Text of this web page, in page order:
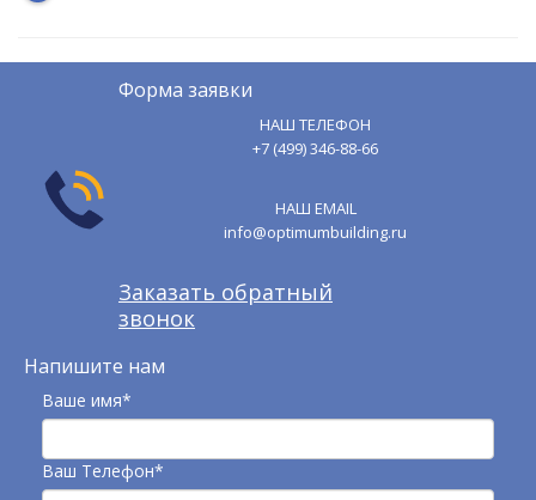
Форма заявки
НАШ ТЕЛЕФОН
+7 (499) 346-88-66
НАШ EMAIL
info@optimumbuilding.ru
Заказать обратный
звонок
Напишите нам
Ваше имя*
Ваш Телефон*